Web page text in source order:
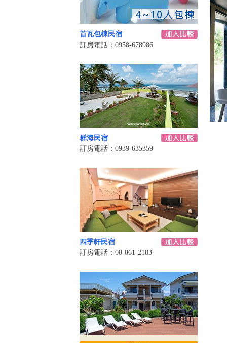
首瓦包棟民宿
訂房電話：0958-678986
群海民宿
訂房電話：0939-635359
四季軒民宿
訂房電話：08-861-2183